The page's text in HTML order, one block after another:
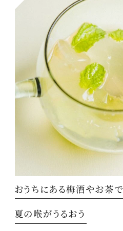
おうちにある梅酒やお茶で
夏の喉がうるおう